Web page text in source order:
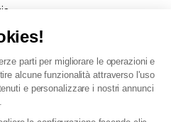
parti per migliorare le operazioni e
alcune funzionalità attraverso l'uso
e personalizzare i nostri annunci
vendita